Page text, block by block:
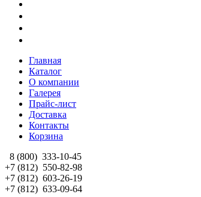
Главная
Каталог
О компании
Галерея
Прайс-лист
Доставка
Контакты
Корзина
8 (800) 333-10-45
+7 (812) 550-82-98
+7 (812) 603-26-19
+7 (812) 633-09-64